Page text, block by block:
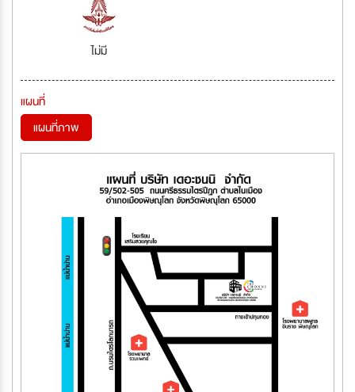
ไม่มี
แผนที่
แผนที่ภาพ